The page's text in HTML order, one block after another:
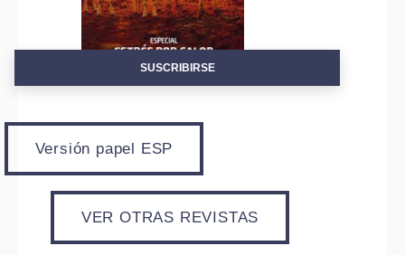
SUSCRIBIRSE
Versión papel ESP
VER OTRAS REVISTAS